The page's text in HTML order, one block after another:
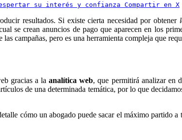
su interés y confianza Compartir en X
resultados. Si existe cierta necesidad por obtener
se crean anuncios de pago que aparecen en los
campañas, pero es una herramienta compleja que
gracias a laanalítica web, que permitirá analizar en
de una determinada temática, por lo que
cómo un abogado puede sacar el máximo partido a